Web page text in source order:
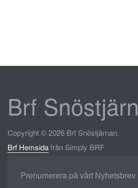
Brf
Copyright © 2026 Brf Snöstjärnan.
Brf Hemsidafrån Simply BRF
Prenumerera på vårt Nyhetsbrev